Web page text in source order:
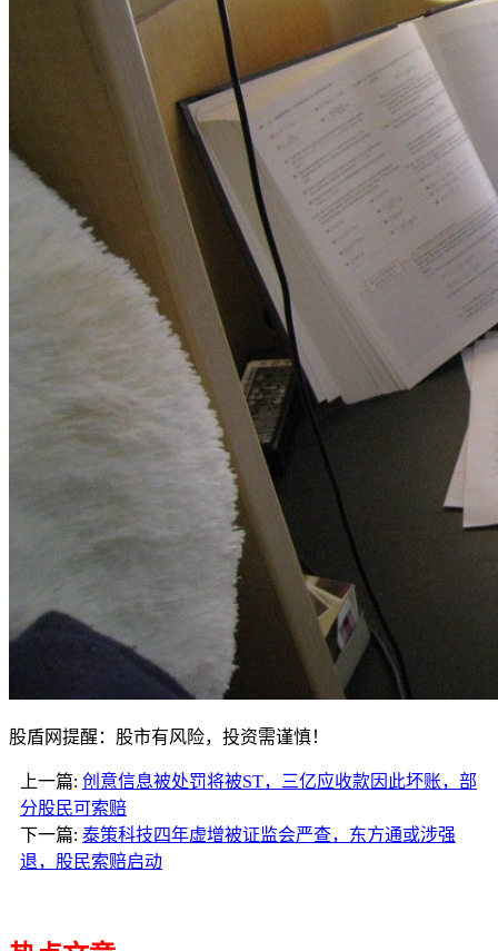
股盾网提醒：股市有风险，投资需谨慎！
上一篇: 创意信息被处罚将被ST，三亿应收款因此坏账，部
分股民可索赔
下一篇: 泰策科技四年虚增被证监会严查，东方通或涉强
退，股民索赔启动